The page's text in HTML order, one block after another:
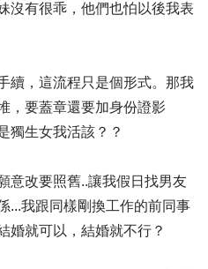
沒有很乖，他們也怕以後我表
續，這流程只是個形式。那我
，要蓋章還要加身份證影
獨生女我活該？？
意改要照舊..讓我假日找男友
...我跟同樣剛換工作的前同事
婚就可以，結婚就不行？